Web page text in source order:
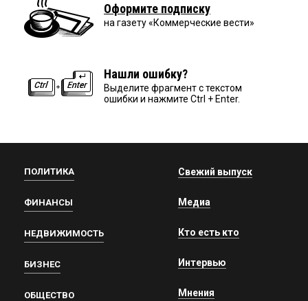
Оформите подписку
на газету «Коммерческие вести»
Нашли ошибку?
Выделите фрагмент с текстом
ошибки и нажмите Ctrl + Enter.
ПОЛИТИКА
ФИНАНСЫ
НЕДВИЖИМОСТЬ
БИЗНЕС
ОБЩЕСТВО
Свежий выпуск
Медиа
Кто есть кто
Интервью
Мнения